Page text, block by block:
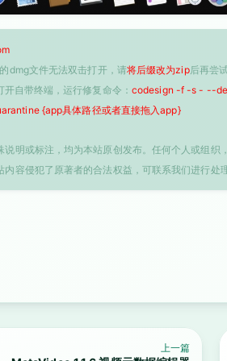
dmg文件无法双击打开，请将后缀改为zip后再尝
开自带终端，运行修复命令： codesign -f -s - --
{app具体路径或者直接拖入app}
说明或标注，均为本站原创发布。任何个人或组
容侵犯了原著者的合法权益，可联系我们进行处理
上一篇